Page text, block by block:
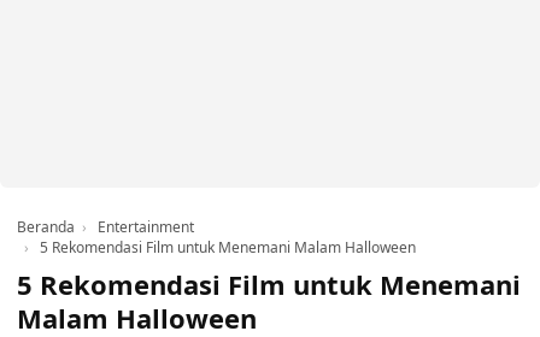
Beranda
Entertainment
5 Rekomendasi Film untuk Menemani Malam Halloween
5 Rekomendasi Film untuk Menemani
Malam Halloween